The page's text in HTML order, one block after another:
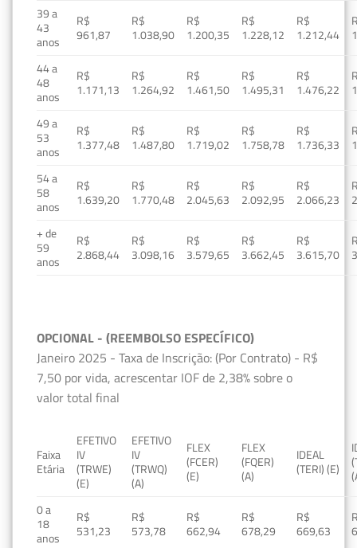
39 a
43
anos
R$
961,87
R$
1.038,90
R$
1.200,35
R$
1.228,12
R$
1.212,44
44 a
48
anos
R$
1.171,13
R$
1.264,92
R$
1.461,50
R$
1.495,31
R$
1.476,22
49 a
53
anos
R$
1.377,48
R$
1.487,80
R$
1.719,02
R$
1.758,78
R$
1.736,33
54 a
58
anos
R$
1.639,20
R$
1.770,48
R$
2.045,63
R$
2.092,95
R$
2.066,23
+ de
59
anos
R$
2.868,44
R$
3.098,16
R$
3.579,65
R$
3.662,45
R$
3.615,70
OPCIONAL - (REEMBOLSO ESPECÍFICO)
Janeiro 2025 - Taxa de Inscrição: (Por Contrato) - R$
7,50 por vida, acrescentar IOF de 2,38% sobre o
valor total final
Faixa
Etária
EFETIVO
IV
(TRWE)
(E)
EFETIVO
IV
(TRWQ)
(A)
FLEX
(FCER)
(E)
FLEX
(FQER)
(A)
IDEAL
(TERI) (E)
0 a
18
anos
R$
531,23
R$
573,78
R$
662,94
R$
678,29
R$
669,63